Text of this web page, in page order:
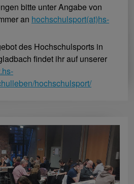
bitte unter Angabe von
an hochschulsport(at)hs-
des Hochschulsports in
findet ihr auf unserer
hochschulsport/